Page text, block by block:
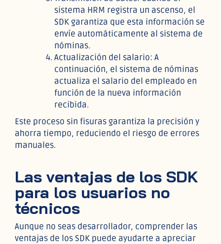
sistema HRM registra un ascenso, el
SDK garantiza que esta información se
envíe automáticamente al sistema de
nóminas.
Actualización del salario: A
continuación, el sistema de nóminas
actualiza el salario del empleado en
función de la nueva información
recibida.
Este proceso sin fisuras garantiza la precisión y
ahorra tiempo, reduciendo el riesgo de errores
manuales.
Las ventajas de los SDK
para los usuarios no
técnicos
Aunque no seas desarrollador, comprender las
ventajas de los SDK puede ayudarte a apreciar